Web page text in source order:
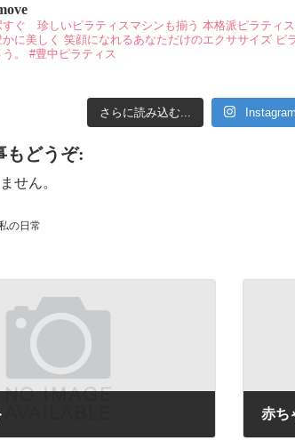
すぐ 珍しいピラティスマシンも揃う 本格派ピラティ
に美しく 笑顔になれるあなただけのエクササイズ ピ
。
#豊中ピラティス
さらに読み込む...
もどうぞ:
せん。
の日常
赤ち